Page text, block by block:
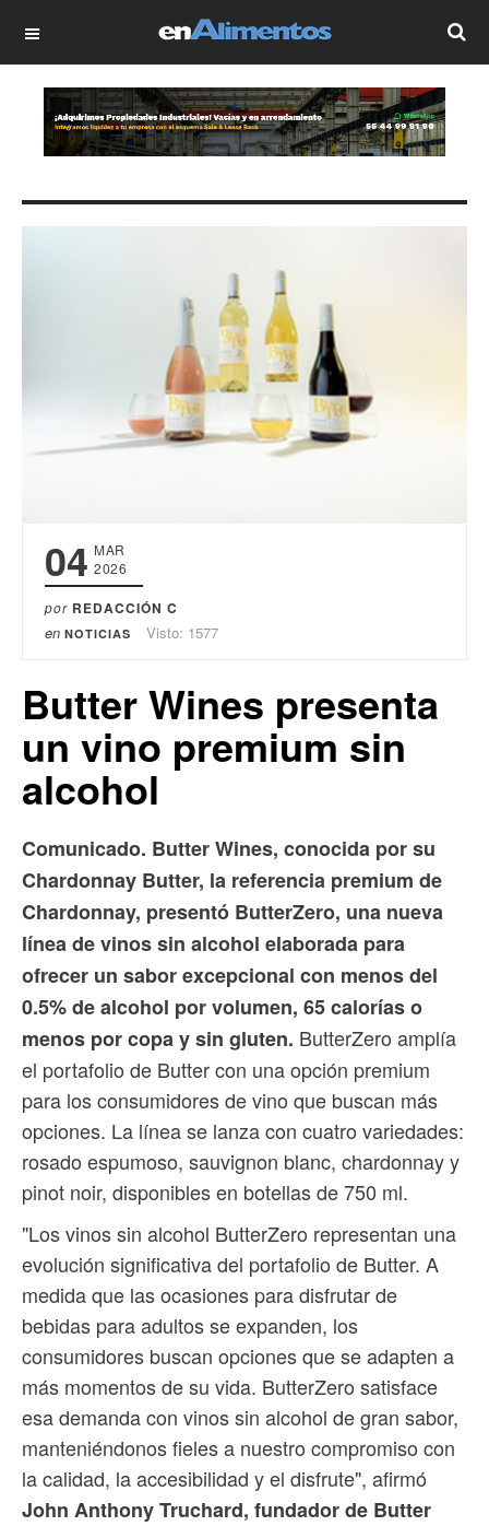
OFF CANVAS
04 MAR
2026
por REDACCIÓN C
en NOTICIAS Visto: 1577
Butter Wines presenta
un vino premium sin
alcohol
Comunicado. Butter Wines, conocida por su
Chardonnay Butter, la referencia premium de
Chardonnay, presentó ButterZero, una nueva
línea de vinos sin alcohol elaborada para
ofrecer un sabor excepcional con menos del
0.5% de alcohol por volumen, 65 calorías o
menos por copa y sin gluten. ButterZero amplía
el portafolio de Butter con una opción premium
para los consumidores de vino que buscan más
opciones. La línea se lanza con cuatro variedades:
rosado espumoso, sauvignon blanc, chardonnay y
pinot noir, disponibles en botellas de 750 ml.
"Los vinos sin alcohol ButterZero representan una
evolución significativa del portafolio de Butter. A
medida que las ocasiones para disfrutar de
bebidas para adultos se expanden, los
consumidores buscan opciones que se adapten a
más momentos de su vida. ButterZero satisface
esa demanda con vinos sin alcohol de gran sabor,
manteniéndonos fieles a nuestro compromiso con
la calidad, la accesibilidad y el disfrute", afirmó
John Anthony Truchard, fundador de Butter